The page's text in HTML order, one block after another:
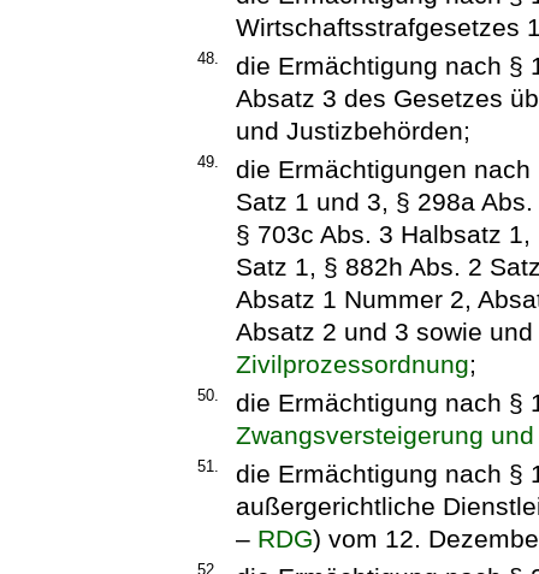
Wirtschaftsstrafgesetzes
48.
die Ermächtigung nach §
Absatz 3 des Gesetzes
und Justizbehörden;
49.
die Ermächtigungen
Satz 1 und 3, § 298a
§ 703c Abs. 3 Halbsatz
Satz 1, § 882h Abs. 2
Absatz 1 Nummer 2,
Absatz 2 und 3 sowie
Zivilprozessordnung;
50.
die Ermächtigung nach §
Zwangsversteigerung
51.
die Ermächtigung nach §
außergerichtliche
– RDG) vom 12.
52.